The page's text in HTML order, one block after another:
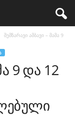
შემზარავი ამბავი – მამა 9
9 და 12